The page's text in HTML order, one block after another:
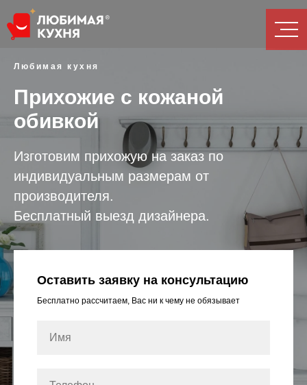
Любимая кухня
Прихожие с кожаной
обивкой
Изготовим прихожую на заказ по
индивидуальным размерам от
производителя.
Бесплатный выезд дизайнера.
Оставить заявку на консультацию
Бесплатно рассчитаем, Вас ни к чему не обязывает